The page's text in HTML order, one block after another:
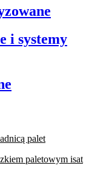
i systemy
palet
paletowym isat